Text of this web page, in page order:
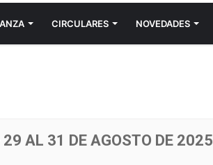
CIRCULARES NOVEDADES
AL 31 DE AGOSTO DE 2025